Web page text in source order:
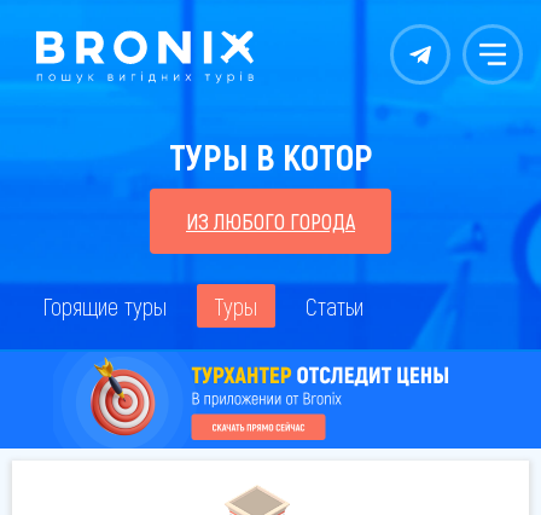
Контакты Меню
ТУРЫ В КОТОР
ИЗ ЛЮБОГО ГОРОДА
Горящие туры Туры Статьи